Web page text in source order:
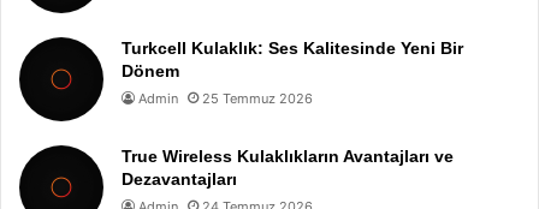
Turkcell Kulaklık: Ses Kalitesinde Yeni Bir
Dönem
Admin 25 Temmuz 2026
True Wireless Kulaklıkların Avantajları ve
Dezavantajları